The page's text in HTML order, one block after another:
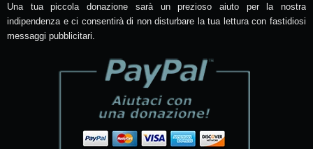
Una tua piccola donazione sarà un prezioso aiuto per la nostra
indipendenza e ci consentirà di non disturbare la tua lettura con fastidiosi
messaggi pubblicitari.